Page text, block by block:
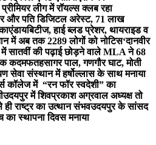
लीग में रॉयल्स क्लब रहा
और पति डिजिटल अरेस्ट, 71 लाख
डायबिटीज, हाई ब्लड प्रेशर, थायराइड व
में अब तक 2289 लोगों को नोटिस‘दानवीर
सातवीं की पढ़ाई छोड़ने वाले MLA ने 68
कदमफतहसागर पाल, गणगौर घाट, मोती
सेवा संस्थान में हर्षोल्लास के साथ मनाया
कॉलेज में “रन फॉर स्वदेशी” का
उदयपुर में शिवप्रकाश अग्रवाल अध्यक्ष तो
ही राष्ट्र का उत्थान संभवउदयपुर के सांसद
का स्थापना दिवस मनाया